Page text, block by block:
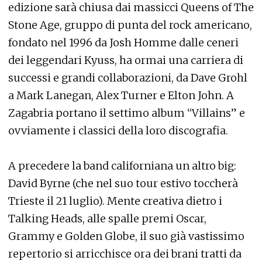
edizione sarà chiusa dai massicci Queens of The
Stone Age, gruppo di punta del rock americano,
fondato nel 1996 da Josh Homme dalle ceneri
dei leggendari Kyuss, ha ormai una carriera di
successi e grandi collaborazioni, da Dave Grohl
a Mark Lanegan, Alex Turner e Elton John. A
Zagabria portano il settimo album “Villains” e
ovviamente i classici della loro discografia.
A precedere la band californiana un altro big:
David Byrne (che nel suo tour estivo toccherà
Trieste il 21 luglio). Mente creativa dietro i
Talking Heads, alle spalle premi Oscar,
Grammy e Golden Globe, il suo già vastissimo
repertorio si arricchisce ora dei brani tratti da